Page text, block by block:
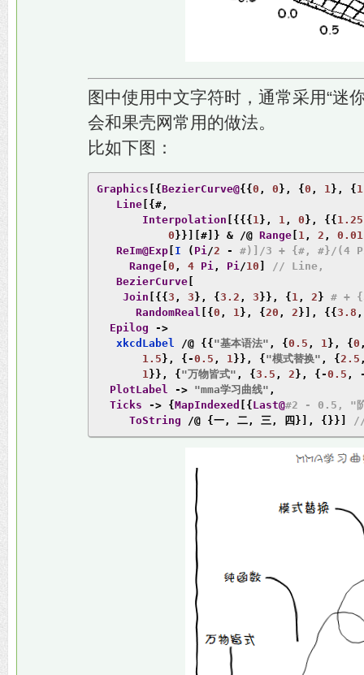
图中使用中文字符时，通常采用“迷
会和果壳网常用的做法。
比如下图：
Graphics [{BezierCurve@{{0 , 0}, {0 , 1 }, {1
Line [{#,
Interpolation [{{{1 }, 1 , 0}, {{1.25
0}}][#]} & /@ Range [ 1 , 2 , 0.01
ReIm@Exp [ I ( Pi /2 -
#)]/3 + {#, #}/(4
Range [0 , 4 Pi , Pi /10 ]
// Line,
BezierCurve [
Join [{{3 , 3}, {3.2 , 3}}, {1 , 2} # +
RandomReal [{0 , 1 }, {20 , 2}], {{3.8 ,
Epilog
->
   xkcdLabel
/@ {{"基本语法" , {0.5 , 1 }, {0
1.5}, {-0.5 , 1 }}, {"模式替换" , {2.5
1 }}, {"万物皆式" , {3.5 , 2}, {-0.5 ,
PlotLabel
-> "mma学习曲线" ,
Ticks
-> {MapIndexed [{Last@#2 - 0.5, "
ToString
/@ {一, 二, 三, 四}], {}}]